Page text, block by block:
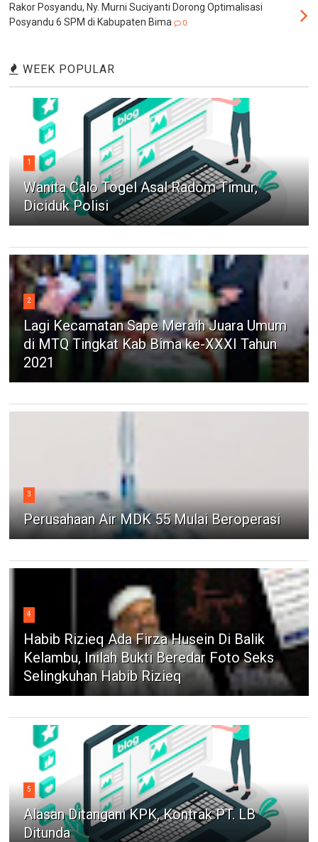
Rakor Posyandu, Ny. Murni Suciyanti Dorong Optimalisasi
Posyandu 6 SPM di Kabupaten Bima
0
WEEK POPULAR
1
Wanita Calo Togel Asal Radom Timur,
Diciduk Polisi
2
Lagi Kecamatan Sape Meraih Juara Umum
di MTQ Tingkat Kab Bima ke-XXXI Tahun
2021
3
Perusahaan Air MDK 55 Mulai Beroperasi
4
Habib Rizieq Ada Firza Husein Di Balik
Kelambu, Inilah Bukti Beredar Foto Seks
Selingkuhan Habib Rizieq
5
Alasan Ditangani KPK, Kontrak PT. LB
Ditunda